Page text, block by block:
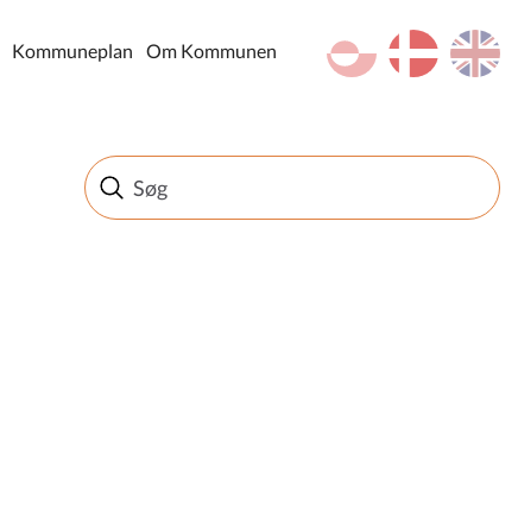
en
da
kl-GL
Kommuneplan Om Kommunen